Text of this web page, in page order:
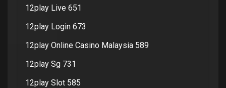
12play Live 651
12play Login 673
12play Online Casino Malaysia 589
12play Sg 731
12play Slot 585